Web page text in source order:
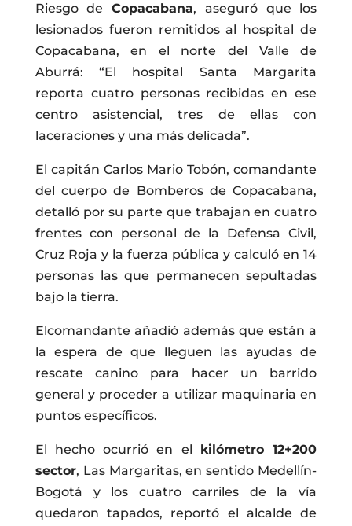
Riesgo deCopacabana, aseguró que los
lesionados fueron remitidos al hospital de
Copacabana, en el norte del Valle de
Aburrá: “El hospital Santa Margarita
reporta cuatro personas recibidas en ese
centro asistencial, tres de ellas con
laceraciones y una más delicada”.
El capitán Carlos Mario Tobón, comandante
del cuerpo de Bomberos de Copacabana,
detalló por su parte que trabajan en cuatro
frentes con personal de la Defensa Civil,
Cruz Roja y la fuerza pública y calculó en 14
personas las que permanecen sepultadas
bajo la tierra.
Elcomandante añadió además que están a
la espera de que lleguen las ayudas de
rescate canino para hacer un barrido
general y proceder a utilizar maquinaria en
puntos específicos.
El hecho ocurrió en el kilómetro 12+200
sector, Las Margaritas, en sentido Medellín-
Bogotá y los cuatro carriles de la vía
quedaron tapados, reportó el alcalde de